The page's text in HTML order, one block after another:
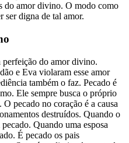
do amor divino. O modo como
ser digna de tal amor.
do amor divino.
e Eva violaram esse amor
também o faz. Pecado é
Ele sempre busca o próprio
pecado no coração é a causa
destruídos. Quando o
Quando uma esposa
É pecado os pais